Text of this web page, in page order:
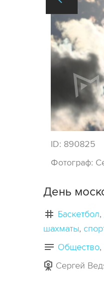
ID: 890825
Фотограф:
День
Баскетбол
шахматы
Общество
Сергей